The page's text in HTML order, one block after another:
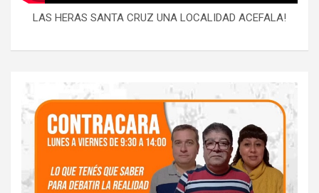
LAS HERAS SANTA CRUZ UNA LOCALIDAD ACEFALA!